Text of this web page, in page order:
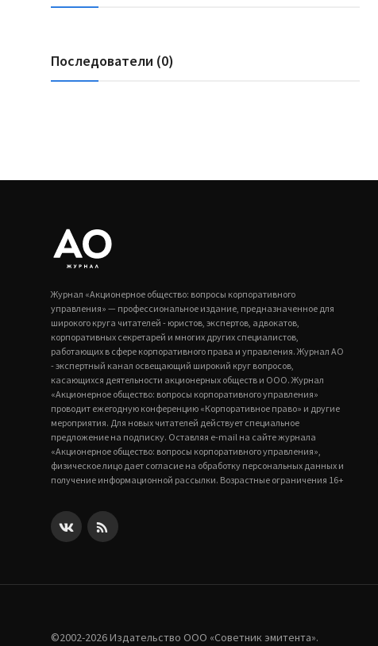
Последователи (0)
Журнал «Акционерное общество: вопросы корпоративного
управления» — профессиональное издание, предназначенное для
широкого круга читателей - юристов, экспертов, адвокатов,
корпоративных секретарей и многих других специалистов,
работающих в сфере корпоративного права и управления. Журнал АО
- экспертный канал освещающий широкий круг вопросов,
касающихся деятельности акционерных обществ и ООО. Журнал
«Акционерное общество: вопросы корпоративного управления»
проводит ежегодную конференцию «Корпоративное право» и другие
мероприятия. Для новых читателей действует специальное
предложение на подписку. Оставляя e-mail на сайте журнала
«Акционерное общество: вопросы корпоративного управления»,
физическое лицо дает согласие на обработку персональных данных и
получение информационной рассылки. Возрастные ограничения 16+
©2002-2026 Издательство ООО «‎Советник эмитента».